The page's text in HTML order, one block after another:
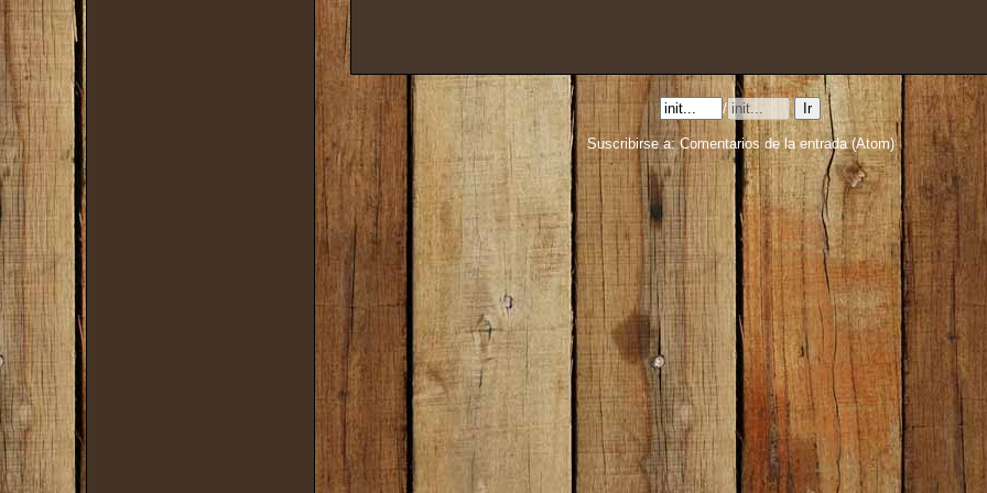
/
Suscribirse a:Comentarios de la entrada (Atom)